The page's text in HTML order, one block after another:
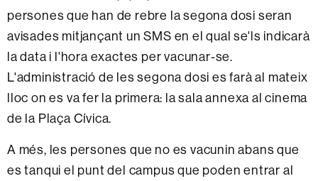
persones que han de rebre la segona dosi seran
avisades mitjançant un SMS en el qual se'ls indicarà
la data i l'hora exactes per vacunar-se.
L'administració de les segona dosi es farà al mateix
lloc on es va fer la primera: la sala annexa al cinema
de la Plaça Cívica.
A més, les persones que no es vacunin abans que
es tanqui el punt del campus que poden entrar al